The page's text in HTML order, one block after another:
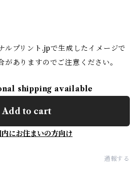
ルプリント.jpで生成したイメージで
がありますのでご注意ください。
shipping available
Add to cart
内にお住まいの方向け
通報する